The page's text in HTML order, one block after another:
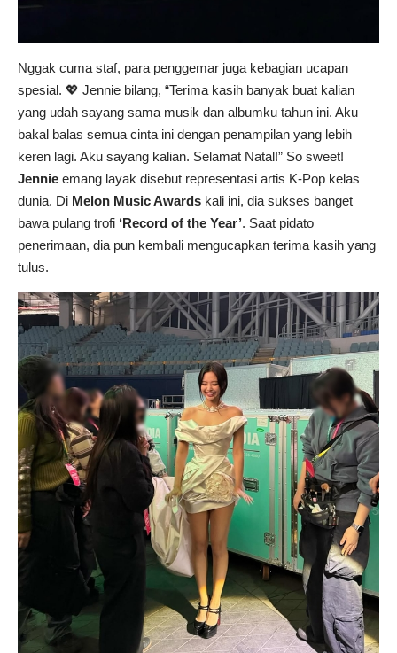
Nggak cuma staf, para penggemar juga kebagian ucapan
spesial. 💖 Jennie bilang, “Terima kasih banyak buat kalian
yang udah sayang sama musik dan albumku tahun ini. Aku
bakal balas semua cinta ini dengan penampilan yang lebih
keren lagi. Aku sayang kalian. Selamat Natal!” So sweet!
Jennie emang layak disebut representasi artis K-Pop kelas
dunia. Di Melon Music Awards kali ini, dia sukses banget
bawa pulang trofi ‘Record of the Year’. Saat pidato
penerimaan, dia pun kembali mengucapkan terima kasih yang
tulus.